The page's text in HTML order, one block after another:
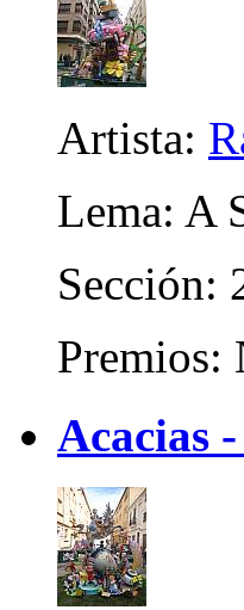
Artista:
Lema: A
Sección:
Premios:
Acacias